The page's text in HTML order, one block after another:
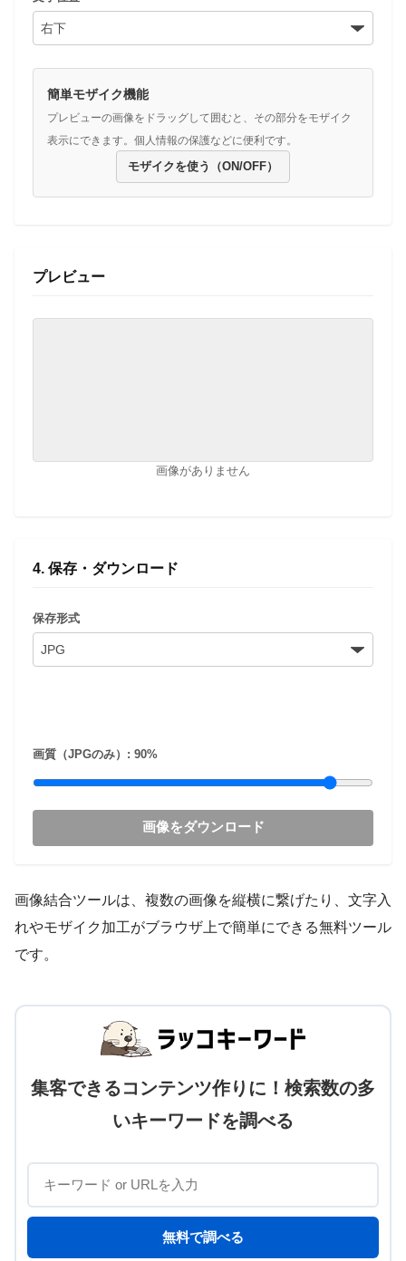
簡単モザイク機能
プレビューの画像をドラッグして囲むと、その部分をモザイク
表示にできます。個人情報の保護などに便利です。
モザイクを使う（ON/OFF）
プレビュー
画像がありません
4. 保存・ダウンロード
保存形式
画質（JPGのみ）: 90%
画像をダウンロード
画像結合ツールは、複数の画像を縦横に繋げたり、文字入
れやモザイク加工がブラウザ上で簡単にできる無料ツール
です。
集客できるコンテンツ作りに！検索数の多
いキーワードを調べる
無料で調べる